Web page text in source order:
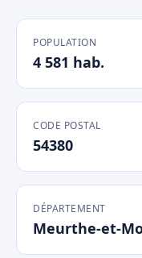
POPULATION
4 581 hab.
CODE POSTAL
54380
DÉPARTEMENT
Meurthe-et-